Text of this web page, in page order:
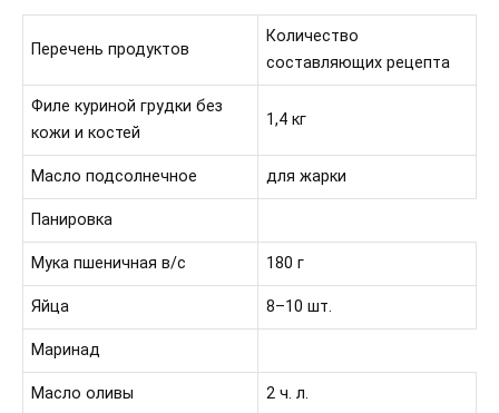
Перечень продуктов
Количество
составляющих рецепта
Филе куриной грудки без
кожи и костей
1,4 кг
Масло подсолнечное для жарки
Панировка
Мука пшеничная в/с 180 г
Яйца 8–10 шт.
Маринад
Масло оливы 2 ч. л.